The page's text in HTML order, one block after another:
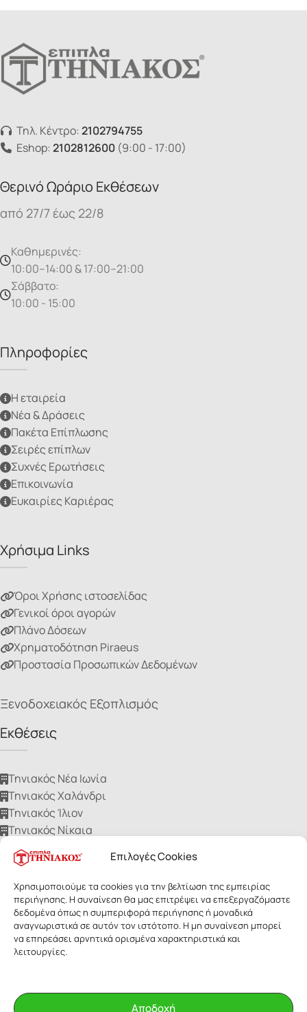
Επιλογές Cookies
Χρησιμοποιούμε τα cookies για την βελτίωση της εμπειρίας
περιήγησης. Η συναίνεση θα μας επιτρέψει να επεξεργαζόμαστε
δεδομένα όπως η συμπεριφορά περιήγησης ή μοναδικά
αναγνωριστικά σε αυτόν τον ιστότοπο. Η μη συναίνεση μπορεί
να επηρεάσει αρνητικά ορισμένα χαρακτηριστικά και
λειτουργίες.
Αποδοχή
Τηλ. Κέντρο: 2102794755
Eshop: 2102812600 (9:00 - 17:00)
Θερινό Ωράριο Εκθέσεων
από 27/7 έως 22/8
Καθημερινές:
10:00–14:00 & 17:00–21:00
Σάββατο:
10:00 - 15:00
Πληροφορίες
Η εταιρεία
Νέα & Δράσεις
Πακέτα Επίπλωσης
Σειρές επίπλων
Συχνές Ερωτήσεις
Επικοινωνία
Ευκαιρίες Καριέρας
Χρήσιμα Links
Όροι Χρήσης ιστοσελίδας
Γενικοί όροι αγορών
Πλάνο Δόσεων
Χρηματοδότηση Piraeus
Προστασία Προσωπικών Δεδομένων
Ξενοδοχειακός Εξοπλισμός
Εκθέσεις
Τηνιακός Νέα Ιωνία
Τηνιακός Χαλάνδρι
Τηνιακός Ίλιον
Τηνιακός Νίκαια
Τηνιακός Ηλιούπολη
ΕΠΙΠΛΑ ΤΗΝΙΑΚΟΣ
- Με επιφύλαξη παντός δικαιώματος. Οι
εικόνες των προϊόντων ανήκουν αποκλειστικά στην Τηνιακός Α.Ε.